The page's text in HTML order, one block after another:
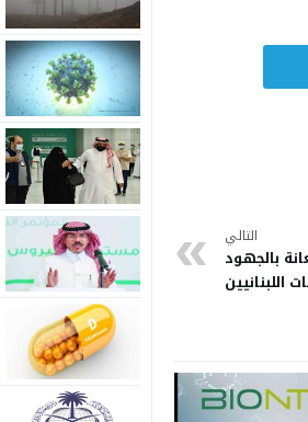
التالي
بالجهود
اللبنانيين